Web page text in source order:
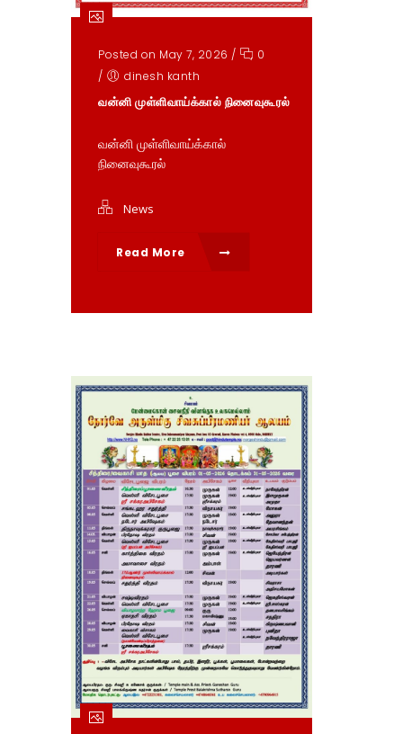
Posted on May 7, 2026 /
0
/
dinesh kanth
வன்னி முள்ளிவாய்க்கால் நினைவுகூரல்
வன்னி முள்ளிவாய்க்கால்
நினைவுகூரல்
News
Read More